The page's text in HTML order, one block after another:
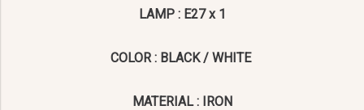
LAMP : E27 x 1
COLOR : BLACK / WHITE
MATERIAL : IRON